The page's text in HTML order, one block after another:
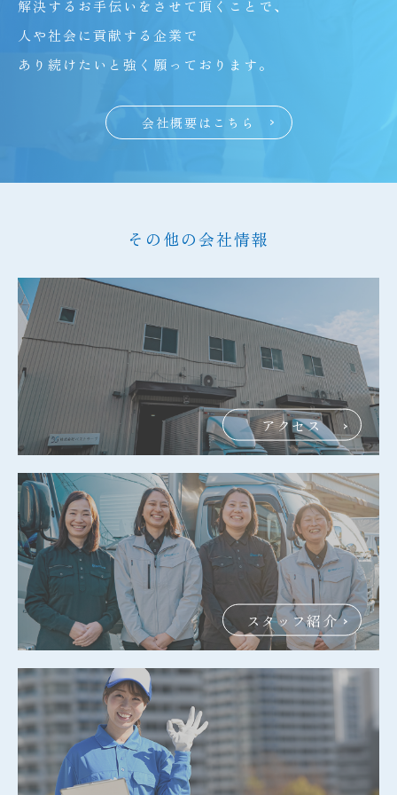
解決するお手伝いをさせて頂くことで、
人や社会に貢献する企業で
あり続けたいと強く願っております。
会社概要はこちら
その他の会社情報
アクセス
スタッフ紹介